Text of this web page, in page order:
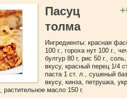
Пасуц
толма
Ингредиенты: красная
100 г., гороха нут 100 г.,
булгур 80 г, рис 50 г.,
вкусу, красный перец 1/4
паста 1 ст. л., сушеный
вкусу, кинза, петрушка,
растительное масло 150 г.